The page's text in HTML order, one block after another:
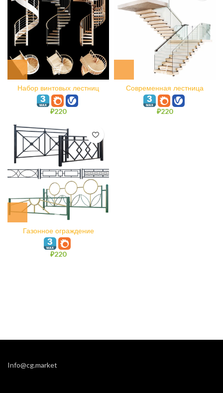
Набор винтовых лестниц
₽220
Современная лестница
₽220
Газонное ограждение
₽220
Info@cg.market